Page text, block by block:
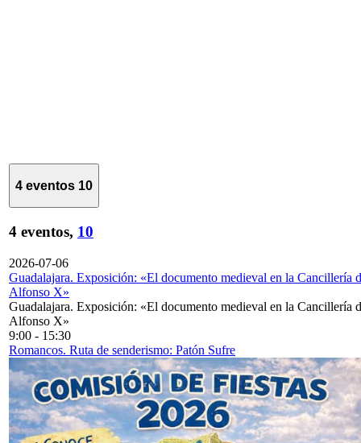
4 eventos 10
4 eventos, 10
2026-07-06
Guadalajara. Exposición: «El documento medieval en la Cancillería
Alfonso X»
Guadalajara. Exposición: «El documento medieval en la Cancillería
Alfonso X»
9:00 - 15:30
Romancos. Ruta de senderismo: Patón Sufre